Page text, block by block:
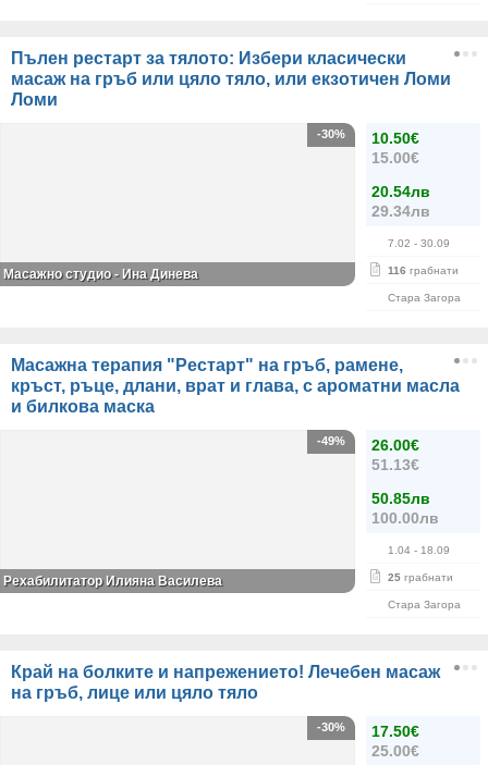
Пълен рестарт за тялото: Избери класически
масаж на гръб или цяло тяло, или екзотичен Ломи
Ломи
10.50€
15.00€
20.54лв
29.34лв
7.02 - 30.09
116 грабнати
Стара Загора
-30%
Масажно студио - Ина Динева
Масажна терапия "Рестарт" на гръб, рамене,
кръст, ръце, длани, врат и глава, с ароматни масла
и билкова маска
26.00€
51.13€
50.85лв
100.00лв
1.04 - 18.09
25 грабнати
Стара Загора
-49%
Рехабилитатор Илияна Василева
Край на болките и напрежението! Лечебен масаж
на гръб, лице или цяло тяло
17.50€
25.00€
-30%